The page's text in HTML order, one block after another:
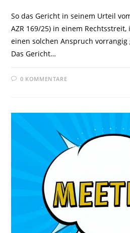
So das Gericht in seinem Urteil
AZR 169/25) in einem
einen solchen Anspruch
Das Gericht…
0 KOMMENTARE